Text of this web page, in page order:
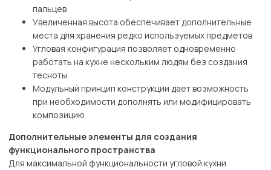
пальцев
Увеличенная высота обеспечивает дополнительные
места для хранения редко используемых предметов
Угловая конфигурация позволяет одновременно
работать на кухне нескольким людям без создания
тесноты
Модульный принцип конструкции дает возможность
при необходимости дополнять или модифицировать
композицию
Дополнительные элементы для создания
функционального пространства
Для максимальной функциональности угловой кухни